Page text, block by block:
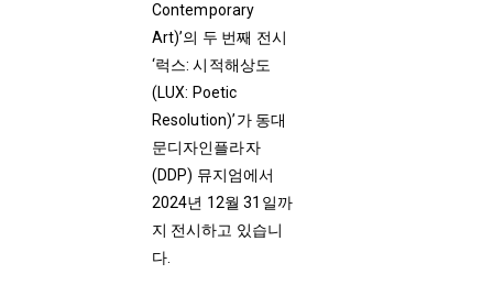
Contemporary
Art)’의 두 번째 전시
‘럭스: 시적해상도
(LUX: Poetic
Resolution)’가 동대
문디자인플라자
(DDP) 뮤지엄에서
2024년 12월 31일까
지 전시하고 있습니
다.